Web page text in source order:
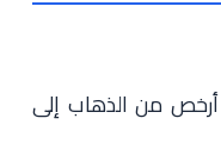
أرخص من الذهاب إلى